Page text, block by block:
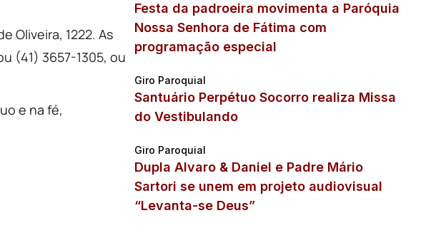
Oliveira, 1222. As
(41) 3657-1305, ou
e na fé,
Festa da padroeira movimenta a Paróquia
Nossa Senhora de Fátima com
programação especial
Giro Paroquial
Santuário Perpétuo Socorro realiza Missa
do Vestibulando
Giro Paroquial
Dupla Alvaro & Daniel e Padre Mário
Sartori se unem em projeto audiovisual
“Levanta-se Deus”